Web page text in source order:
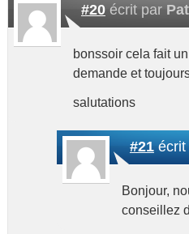
#20écrit par
bonssoir cela fait
demande et
salutations
#21
Bonjour,
conseillez